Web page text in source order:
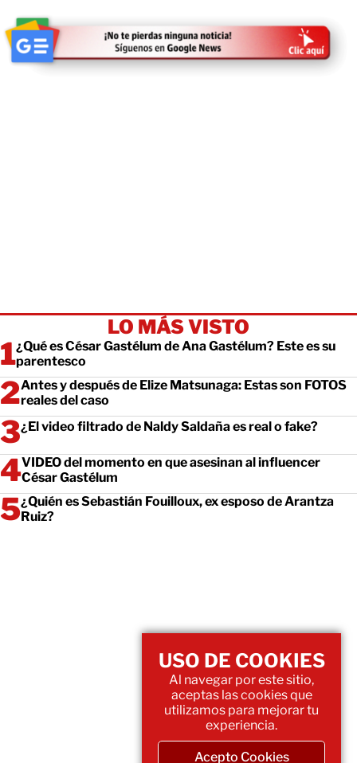
LO MÁS VISTO
¿Qué es César Gastélum de Ana Gastélum? Este es su
parentesco
Antes y después de Elize Matsunaga: Estas son FOTOS
reales del caso
¿El video filtrado de Naldy Saldaña es real o fake?
VIDEO del momento en que asesinan al influencer
César Gastélum
¿Quién es Sebastián Fouilloux, ex esposo de Arantza
Ruiz?
USO DE COOKIES
Al navegar por este sitio,
aceptas las cookies que
utilizamos para mejorar tu
experiencia.
Acepto Cookies